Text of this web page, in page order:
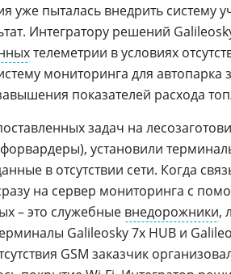
уже пыталась внедрить систему
Интегратору решений
телеметрии в условиях
мониторинга для автопарка
показателей расхода
задач на
установили
в отсутствии сети. Когда
на сервер мониторинга с
– это служебные внедорожники,
Galileosky 7x HUB и
GSM заказчик